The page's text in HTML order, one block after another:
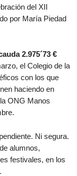
del XII
por María Piedad
2.975´73 €
el Colegio de la
con los que
haciendo en
ONG Manos
Ni segura.
alumnos,
festivales, en los